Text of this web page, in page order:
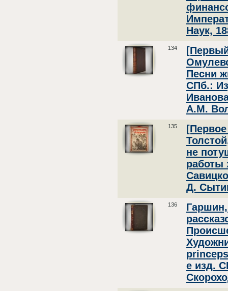
Наук,
134
Песни
СПб.:
А.М.
135
не
работы
Д.
136
е изд.